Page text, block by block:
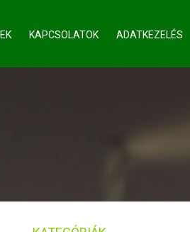
KAPCSOLATOK ADATKEZELÉS